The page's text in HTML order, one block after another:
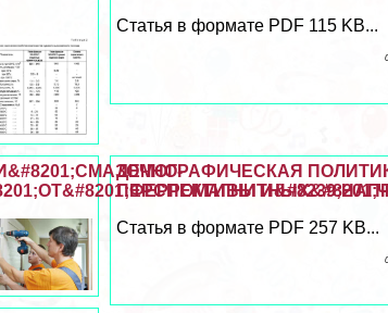
Статья в формате PDF 115 KB...
ДЕМОГРАФИЧЕСКАЯ
ПЕРСПЕКТИВЫ
Статья в формате PDF 257 KB...